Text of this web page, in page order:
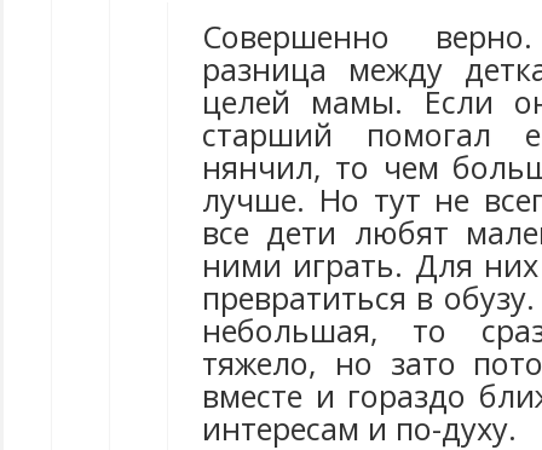
Совершенно
разница между
целей мамы. Если
старший помогал
нянчил, то чем
лучше. Но тут не
все дети любят
ними играть. Для
превратиться в
небольшая, то
тяжело, но зато
вместе и гораздо
интересам и по-духу.